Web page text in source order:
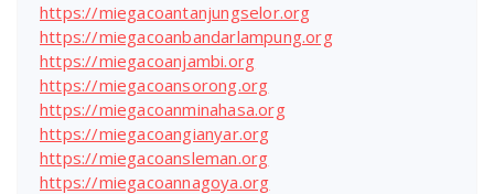
https://miegacoantanjungselor.org
https://miegacoanbandarlampung.org
https://miegacoanjambi.org
https://miegacoansorong.org
https://miegacoanminahasa.org
https://miegacoangianyar.org
https://miegacoansleman.org
https://miegacoannagoya.org